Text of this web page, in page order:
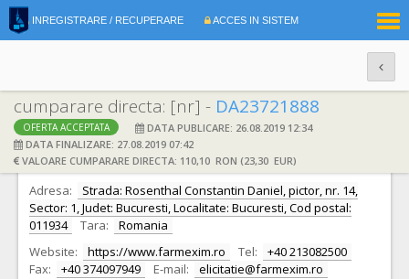
INREGISTRARE / RECUPERARE ACCES IN SISTEM
cumparare directa: [nr] - DA23721888
OFERTA ACCEPTATA
DATA PUBLICARE: 26.08.2019 12:34
DATA FINALIZARE: 27.08.2019 07:42
VALOARE CUMPARARE DIRECTA: 110,10 RON (23,30 EUR)
DATE IDENTIFICARE OFERTANT
Ofertant: S.C. FARMEXIM S.A. S.A. CIF: 335278
Adresa:
Strada: Rosenthal Constantin Daniel, pictor, nr. 14,
Sector: 1, Judet: Bucuresti, Localitate: Bucuresti, Cod postal:
011934
Tara:
Romania
Website:
https://www.farmexim.ro Tel:
+40 213082500
Fax:
+40 374097949 E-mail: elicitatie@farmexim.ro